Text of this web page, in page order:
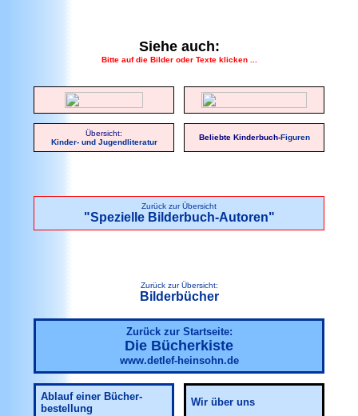
Siehe auch:
Bitte auf die Bilder oder Texte klicken ...
Übersicht:
Kinder- und Jugendliteratur
Beliebte Kinderbuch-Figuren
Zurück zur Übersicht
"Spezielle Bilderbuch-Autoren"
Zurück zur Übersicht:
Bilderbücher
Zurück zur Startseite:
Die Bücherkiste
www.detlef-heinsohn.de
Ablauf einer Bücher-
bestellung
Wir über uns